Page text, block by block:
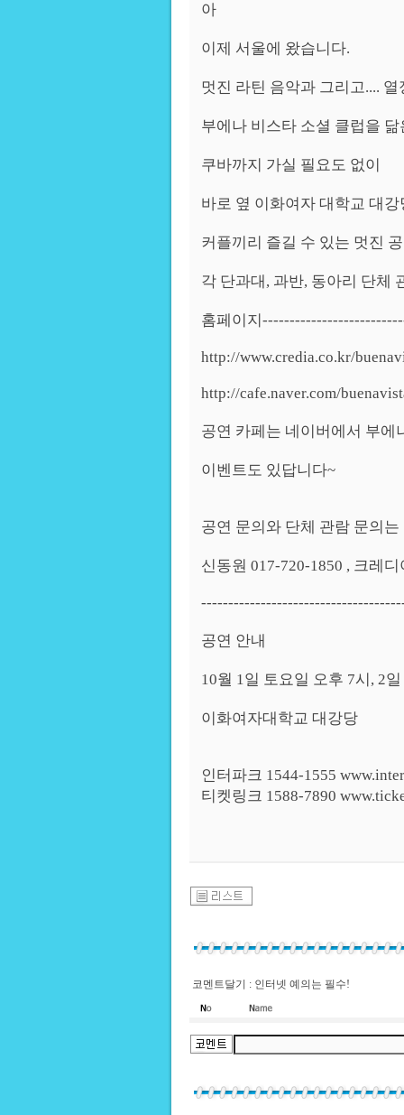
아
이제 서울에 왔습니다.
멋진 라틴 음악과 그리고....
부에나 비스타 소셜 클럽을
쿠바까지 가실 필요도 없이
바로 옆 이화여자 대학교 대
커플끼리 즐길 수 있는 멋진
각 단과대, 과반, 동아리 단체
홈페이지
http://www.credia.co.kr/
http://cafe.naver.com/
공연 카페는 네이버에서 부에
이벤트도 있답니다~
공연 문의와 단체 관람 문의
신동원 017-720-1850 , 크레
공연 안내
10월 1일 토요일 오후 7시, 2
이화여자대학교 대강당
인터파크 1544-1555
티켓링크 1588-7890
코멘트달기 : 인터넷 예의는 필수!